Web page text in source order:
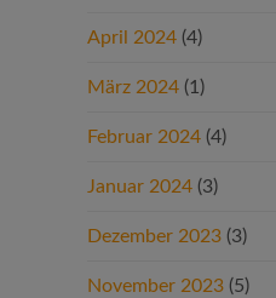
April 2024 (4)
März 2024 (1)
Februar 2024 (4)
Januar 2024 (3)
Dezember 2023 (3)
November 2023 (5)